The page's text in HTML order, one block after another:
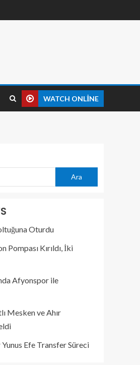
WATCH ONLINE
Ara
Oturdu
Pompası Kırıldı, İki
Afyonspor ile
Mesken ve Ahır
Efe Transfer Süreci